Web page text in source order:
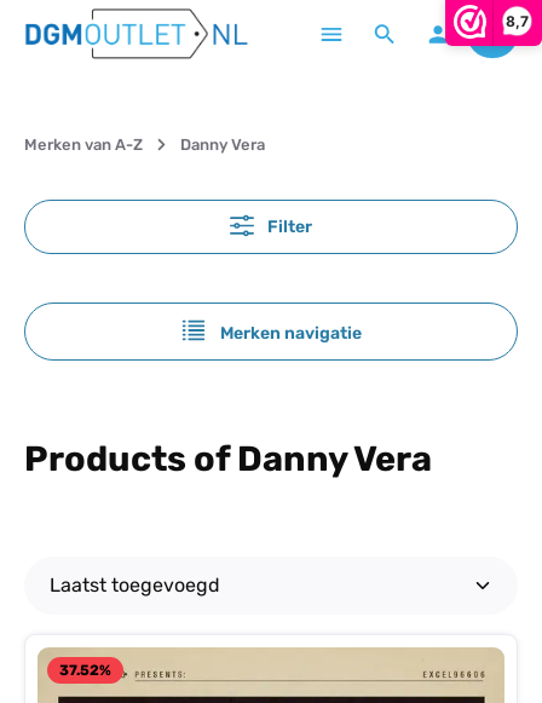
8,7
Ga naar de hoofdinhoud
Merken van A-Z Danny Vera
Filter
Merken navigatie
Products of Danny Vera
37.52%